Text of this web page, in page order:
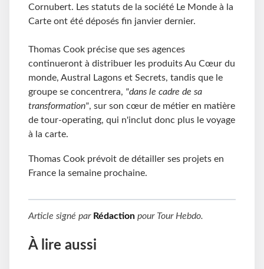
Cornubert. Les statuts de la société Le Monde à la
Carte ont été déposés fin janvier dernier.
Thomas Cook précise que ses agences
continueront à distribuer les produits Au Cœur du
monde, Austral Lagons et Secrets, tandis que le
groupe se concentrera, "dans le cadre de sa
transformation", sur son cœur de métier en matière
de tour-operating, qui n'inclut donc plus le voyage
à la carte.
Thomas Cook prévoit de détailler ses projets en
France la semaine prochaine.
Article signé par Rédaction pour Tour Hebdo.
À lire aussi